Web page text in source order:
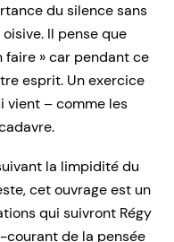
du silence sans
Il pense que
faire » car pendant ce
esprit. Un exercice
vient – comme les
la limpidité du
cet ouvrage est un
qui suivront Régy
de la pensée